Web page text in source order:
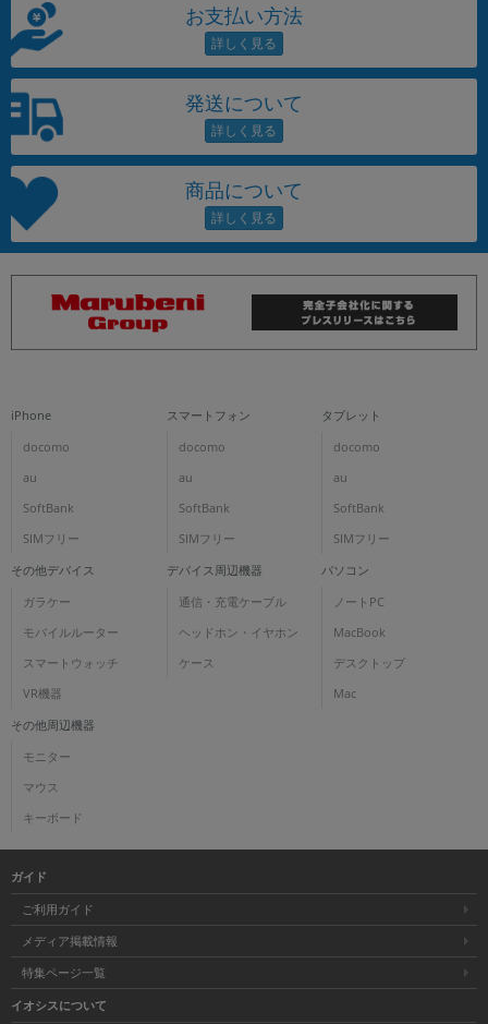
お支払い方法
発送について
商品について
iPhone
docomo
au
SoftBank
SIMフリー
スマートフォン
docomo
au
SoftBank
SIMフリー
タブレット
docomo
au
SoftBank
SIMフリー
その他デバイス
ガラケー
モバイルルーター
スマートウォッチ
VR機器
デバイス周辺機器
通信・充電ケーブル
ヘッドホン・イヤホン
ケース
パソコン
ノートPC
MacBook
デスクトップ
Mac
その他周辺機器
モニター
マウス
キーボード
ガイド
ご利用ガイド
メディア掲載情報
特集ページ一覧
イオシスについて